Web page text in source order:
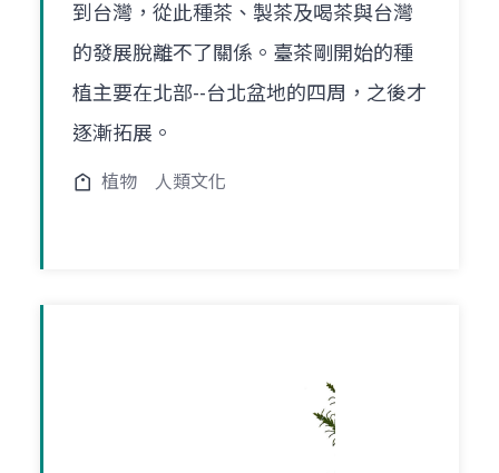
到台灣，從此種茶、製茶及喝茶與台灣
的發展脫離不了關係。臺茶剛開始的種
植主要在北部--台北盆地的四周，之後才
逐漸拓展。
植物 人類文化